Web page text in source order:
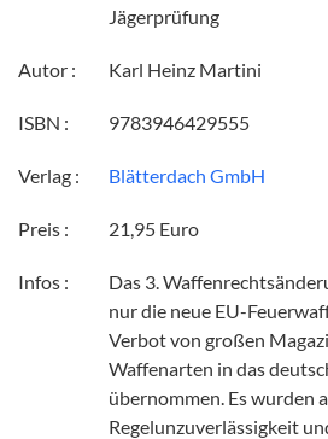
Jägerprüfung
Autor : Karl Heinz Martini
ISBN : 9783946429555
Verlag : Blätterdach GmbH
Preis : 21,95 Euro
Infos :
Das 3.
nur die neue EU-
Verbot von großen
Waffenarten in das
übernommen. Es wurden
Regelunzuverlässigkeit